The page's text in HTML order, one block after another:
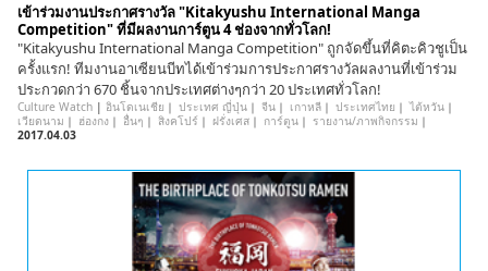
เข้าร่วมงานประกาศรางวัล "Kitakyushu International Manga
Competition" ที่มีผลงานการ์ตูน 4 ช่องจากทั่วโลก!
"Kitakyushu International Manga Competition" ถูกจัดขึ้นที่คิตะคิวชูเป็น
ครั้งแรก! ทีมงานอาเซียนบีทได้เข้าร่วมการประกาศรางวัลผลงานที่เข้าร่วม
ประกวดกว่า 670 ชิ้นจากประเทศต่างๆกว่า 20 ประเทศทั่วโลก!
Culture Watch| อินโดเนเชีย ｜ ประเทศ ญี่ปุ่น｜ จีน｜ เกาหลี｜ ประเทศไทย ｜ไต้หวัน｜
เวียดนาม ｜ ฮ่องกง｜ อื่นๆ ｜ สิงคโปร์｜ ฝรั่งเศส｜ การ์ตูน｜ รายงาน/ภาพกิจกรรม ｜
2017.04.03